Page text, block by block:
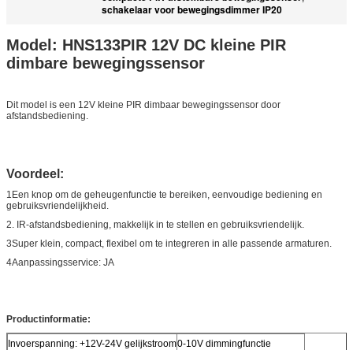
schakelaar voor bewegingsdimmer IP20
Model: HNS133PIR 12V DC kleine PIR
dimbare bewegingssensor
Dit model is een 12V kleine PIR dimbaar bewegingssensor door
afstandsbediening.
Voordeel:
1Een knop om de geheugenfunctie te bereiken, eenvoudige bediening en
gebruiksvriendelijkheid.
2. IR-afstandsbediening, makkelijk in te stellen en gebruiksvriendelijk.
3Super klein, compact, flexibel om te integreren in alle passende armaturen.
4Aanpassingsservice: JA
Productinformatie:
Invoerspanning: +12V-24V gelijkstroom0-10V dimmingfunctie